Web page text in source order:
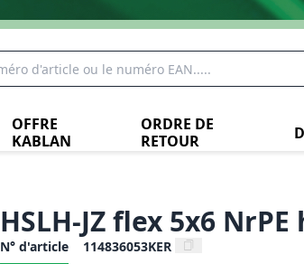
OFFRE
KABLAN
ORDRE DE
RETOUR
HSLH-JZ flex 5x6
N° d'article 114836053KER